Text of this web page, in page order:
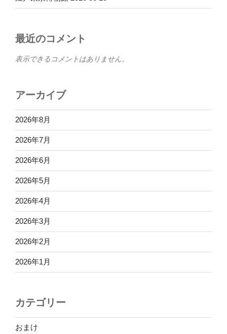
最近のコメント
表示できるコメントはありません。
アーカイブ
2026年8月
2026年7月
2026年6月
2026年5月
2026年4月
2026年3月
2026年2月
2026年1月
カテゴリー
おまけ